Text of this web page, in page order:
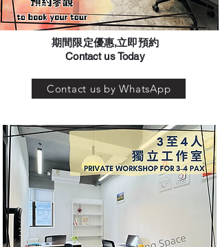
​期間限定優惠,立即預約
Contact us Today
Contact us by WhatsApp